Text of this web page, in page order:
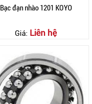
Bạc đạn nhào 1201 KOYO
Giá: Liên hệ